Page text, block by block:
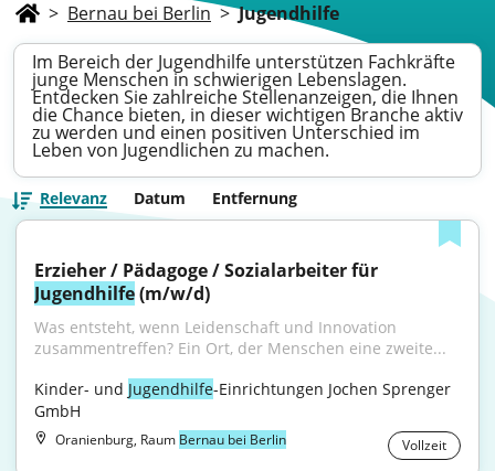
> Bernau bei Berlin > Jugendhilfe
Im Bereich der Jugendhilfe unterstützen Fachkräfte
junge Menschen in schwierigen Lebenslagen.
Entdecken Sie zahlreiche Stellenanzeigen, die Ihnen
die Chance bieten, in dieser wichtigen Branche aktiv
zu werden und einen positiven Unterschied im
Leben von Jugendlichen zu machen.
Relevanz Datum Entfernung
Jugendhilfe (m/w/d)
Was entsteht, wenn Leidenschaft und Innovation
zusammentreffen? Ein Ort, der Menschen eine zweite...
Kinder- und Jugendhilfe-Einrichtungen Jochen Sprenger
GmbH
Oranienburg, Raum Bernau bei Berlin Vollzeit